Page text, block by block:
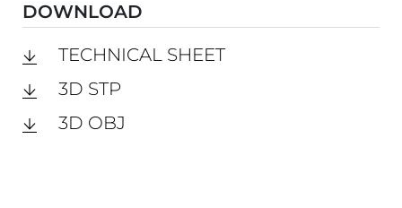
DOWNLOAD
TECHNICAL SHEET
3D STP
3D OBJ